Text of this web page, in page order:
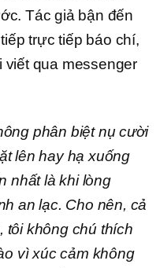
Tác giả bận đến
trực tiếp báo chí,
qua messenger
phân biệt nụ cười
lên hay hạ xuống
nhất là khi lòng
an lạc. Cho nên, cả
tôi không chú thích
vì xúc cảm không